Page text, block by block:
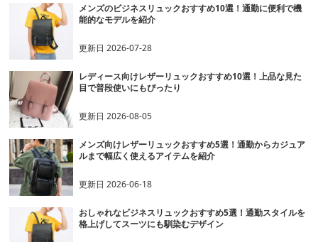
メンズのビジネスリュックおすすめ10選！通勤に便利で機
能的なモデルを紹介
更新日2026-07-28
レディース向けレザーリュックおすすめ10選！上品な見た
目で普段使いにもぴったり
更新日2026-08-05
メンズ向けレザーリュックおすすめ5選！通勤からカジュア
ルまで幅広く使えるアイテムを紹介
更新日2026-06-18
おしゃれなビジネスリュックおすすめ5選！通勤スタイルを
格上げしてスーツにも馴染むデザイン